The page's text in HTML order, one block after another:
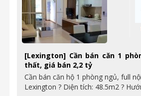
[Lexington] Cần bán căn 1
thất, giá bán 2,2 tỷ
Cần bán căn hộ 1 phòng ngủ, full
Lexington ? Diện tích: 48.5m2 ?